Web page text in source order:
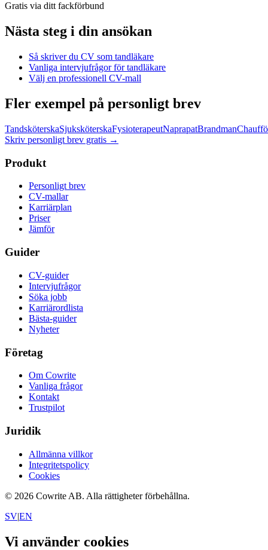
Gratis via ditt fackförbund
Nästa steg i din ansökan
Så skriver du CV som tandläkare
Vanliga intervjufrågor förtandläkare
Välj en professionell CV-mall
Fler exempel på personligt brev
TandsköterskaSjuksköterskaFysioterapeutNaprapatBrandman
Skriv personligt brev gratis →
Produkt
Personligt brev
CV-mallar
Karriärplan
Priser
Jämför
Guider
CV-guider
Intervjufrågor
Söka jobb
Karriärordlista
Bästa-guider
Nyheter
Företag
Om Cowrite
Vanliga frågor
Kontakt
Trustpilot
Juridik
Allmänna villkor
Integritetspolicy
Cookies
© 2026 Cowrite AB. Alla rättigheter förbehållna.
SV|EN
Vi använder cookies